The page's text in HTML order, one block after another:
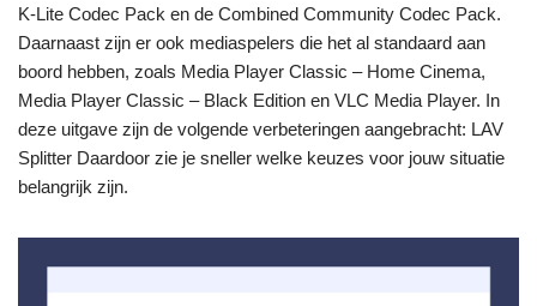
K-Lite Codec Pack en de Combined Community Codec Pack.
Daarnaast zijn er ook mediaspelers die het al standaard aan
boord hebben, zoals Media Player Classic – Home Cinema,
Media Player Classic – Black Edition en VLC Media Player. In
deze uitgave zijn de volgende verbeteringen aangebracht: LAV
Splitter Daardoor zie je sneller welke keuzes voor jouw situatie
belangrijk zijn.